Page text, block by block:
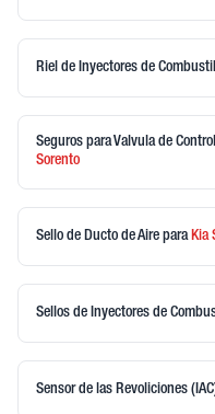
Riel de Inyectores de
Seguros para Valvula de
Sorento
Sello de Ducto de Aire para Kia
Sellos de Inyectores de
Sensor de las Revoliciones